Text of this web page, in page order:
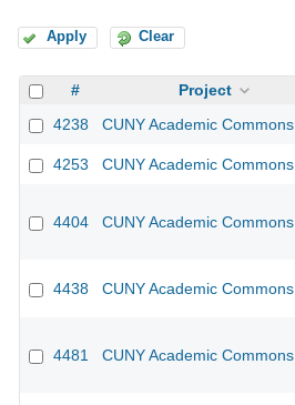
Apply Clear
# Project
4238
CUNY Academic Commons
4253 CUNY Academic Commons
4404 CUNY Academic Commons
4438 CUNY Academic Commons
4481 CUNY Academic Commons